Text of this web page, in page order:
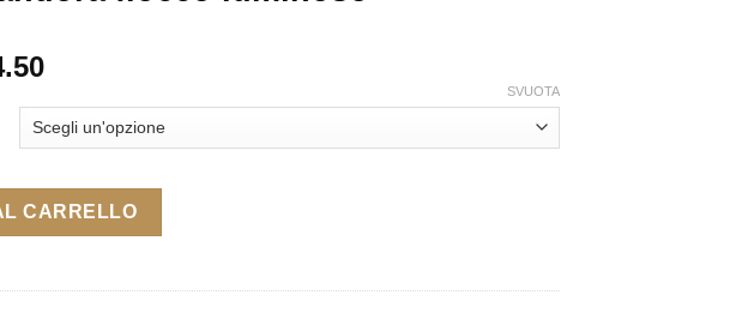
Il
attuale
è:
€34.50.
SVUOTA
CARRELLO